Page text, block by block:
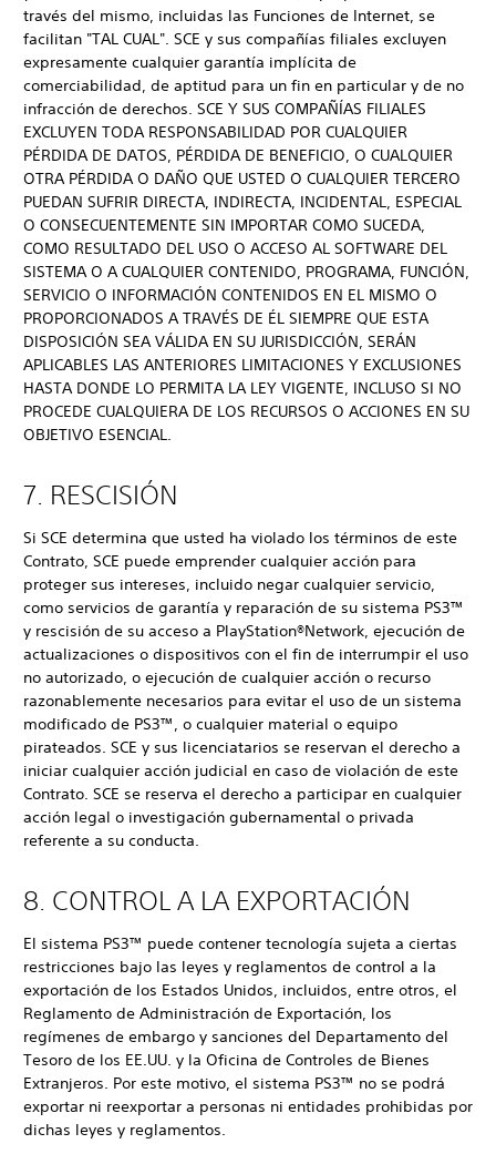
través del mismo, incluidas las Funciones de Internet, se
facilitan "TAL CUAL". SCE y sus compañías filiales excluyen
expresamente cualquier garantía implícita de
comerciabilidad, de aptitud para un fin en particular y de no
infracción de derechos. SCE Y SUS COMPAÑÍAS FILIALES
EXCLUYEN TODA RESPONSABILIDAD POR CUALQUIER
PÉRDIDA DE DATOS, PÉRDIDA DE BENEFICIO, O CUALQUIER
OTRA PÉRDIDA O DAÑO QUE USTED O CUALQUIER TERCERO
PUEDAN SUFRIR DIRECTA, INDIRECTA, INCIDENTAL, ESPECIAL
O CONSECUENTEMENTE SIN IMPORTAR COMO SUCEDA,
COMO RESULTADO DEL USO O ACCESO AL SOFTWARE DEL
SISTEMA O A CUALQUIER CONTENIDO, PROGRAMA, FUNCIÓN,
SERVICIO O INFORMACIÓN CONTENIDOS EN EL MISMO O
PROPORCIONADOS A TRAVÉS DE ÉL SIEMPRE QUE ESTA
DISPOSICIÓN SEA VÁLIDA EN SU JURISDICCIÓN, SERÁN
APLICABLES LAS ANTERIORES LIMITACIONES Y EXCLUSIONES
HASTA DONDE LO PERMITA LA LEY VIGENTE, INCLUSO SI NO
PROCEDE CUALQUIERA DE LOS RECURSOS O ACCIONES EN SU
OBJETIVO ESENCIAL.
7. RESCISIÓN
Si SCE determina que usted ha violado los términos de este
Contrato, SCE puede emprender cualquier acción para
proteger sus intereses, incluido negar cualquier servicio,
como servicios de garantía y reparación de su sistema PS3™
y rescisión de su acceso a PlayStation®Network, ejecución de
actualizaciones o dispositivos con el fin de interrumpir el uso
no autorizado, o ejecución de cualquier acción o recurso
razonablemente necesarios para evitar el uso de un sistema
modificado de PS3™, o cualquier material o equipo
pirateados. SCE y sus licenciatarios se reservan el derecho a
iniciar cualquier acción judicial en caso de violación de este
Contrato. SCE se reserva el derecho a participar en cualquier
acción legal o investigación gubernamental o privada
referente a su conducta.
8. CONTROL A LA EXPORTACIÓN
El sistema PS3™ puede contener tecnología sujeta a ciertas
restricciones bajo las leyes y reglamentos de control a la
exportación de los Estados Unidos, incluidos, entre otros, el
Reglamento de Administración de Exportación, los
regímenes de embargo y sanciones del Departamento del
Tesoro de los EE.UU. y la Oficina de Controles de Bienes
Extranjeros. Por este motivo, el sistema PS3™ no se podrá
exportar ni reexportar a personas ni entidades prohibidas por
dichas leyes y reglamentos.